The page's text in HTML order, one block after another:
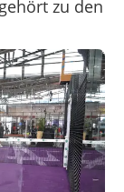
zu den